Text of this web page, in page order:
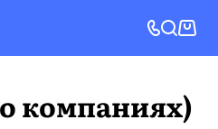
компаниях)